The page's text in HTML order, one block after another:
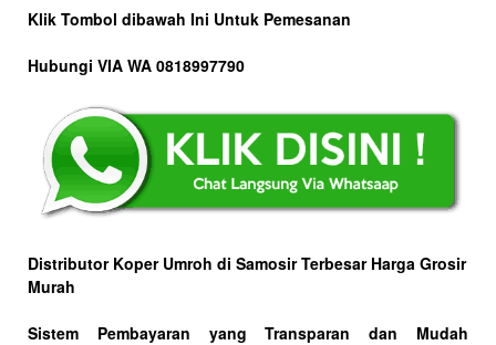
Klik Tombol dibawah Ini Untuk Pemesanan
Hubungi VIA WA 0818997790
Distributor Koper Umroh di Samosir Terbesar Harga Grosir
Murah
Sistem Pembayaran yang Transparan dan Mudah